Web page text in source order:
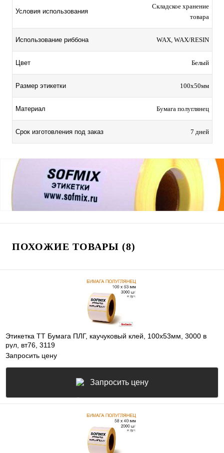
Условия использования
Складское хранение
товара
Использование риббона WAX, WAX/RESIN
Цвет Белый
Размер этикетки 100х50мм
Материал Бумага полуглянец
Срок изготовления под заказ 7 дней
ПОХОЖИЕ ТОВАРЫ (8)
Этикетка ТТ Бумага ПЛГ, каучуковый клей, 100х53мм, 3000 в
рул, вт76, 3119
Запросить цену
Запросить цену